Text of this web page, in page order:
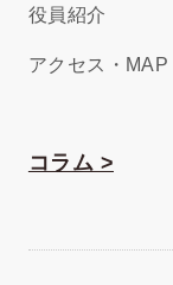
役員紹介
アクセス・MAP
コラム >